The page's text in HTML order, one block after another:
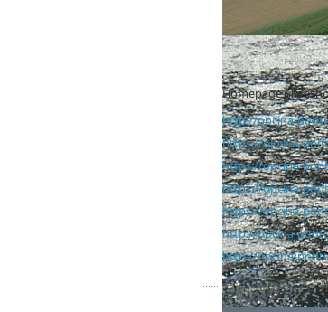
Homepage
http://opcina-
https://opcina-
https://opcina-
https://opcina-
https://opcina-
http://opcina-
http://opcina-